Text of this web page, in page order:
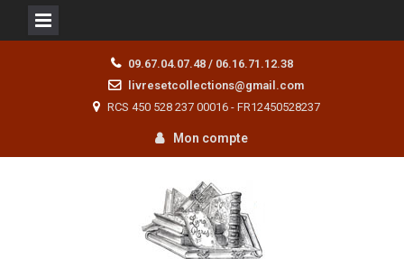
09.67.04.07.48 / 06.16.71.12.38
livresetcollections@gmail.com
RCS 450 528 237 00016 - FR12450528237
Mon compte